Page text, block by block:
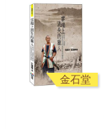
金石堂